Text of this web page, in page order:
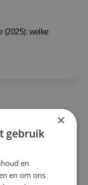
(2025): welke
×
gebruik
en
en om ons